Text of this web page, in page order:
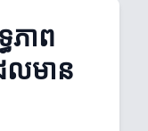
ភាព
លមាន